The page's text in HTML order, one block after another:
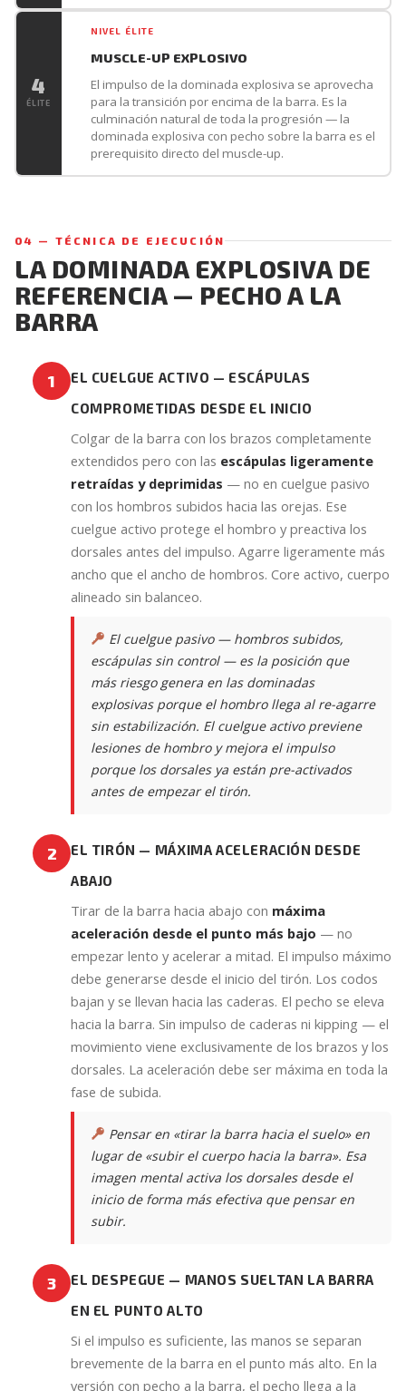
4
ÉLITE
NIVEL ÉLITE
MUSCLE-UP EXPLOSIVO
El impulso de la dominada explosiva se aprovecha
para la transición por encima de la barra. Es la
culminación natural de toda la progresión — la
dominada explosiva con pecho sobre la barra es el
prerequisito directo del muscle-up.
04 — TÉCNICA DE EJECUCIÓN
LA DOMINADA EXPLOSIVA DE
REFERENCIA — PECHO A LA
BARRA
1
EL CUELGUE ACTIVO — ESCÁPULAS
COMPROMETIDAS DESDE EL INICIO
Colgar de la barra con los brazos completamente
extendidos pero con las escápulas ligeramente
retraídas y deprimidas — no en cuelgue pasivo
con los hombros subidos hacia las orejas. Ese
cuelgue activo protege el hombro y preactiva los
dorsales antes del impulso. Agarre ligeramente más
ancho que el ancho de hombros. Core activo, cuerpo
alineado sin balanceo.
El cuelgue pasivo — hombros subidos,
escápulas sin control — es la posición que
más riesgo genera en las dominadas
explosivas porque el hombro llega al re-agarre
sin estabilización. El cuelgue activo previene
lesiones de hombro y mejora el impulso
porque los dorsales ya están pre-activados
antes de empezar el tirón.
2
EL TIRÓN — MÁXIMA ACELERACIÓN DESDE
ABAJO
Tirar de la barra hacia abajo con máxima
aceleración desde el punto más bajo — no
empezar lento y acelerar a mitad. El impulso máximo
debe generarse desde el inicio del tirón. Los codos
bajan y se llevan hacia las caderas. El pecho se eleva
hacia la barra. Sin impulso de caderas ni kipping — el
movimiento viene exclusivamente de los brazos y los
dorsales. La aceleración debe ser máxima en toda la
fase de subida.
Pensar en «tirar la barra hacia el suelo» en
lugar de «subir el cuerpo hacia la barra». Esa
imagen mental activa los dorsales desde el
inicio de forma más efectiva que pensar en
subir.
3
EL DESPEGUE — MANOS SUELTAN LA BARRA
EN EL PUNTO ALTO
Si el impulso es suficiente, las manos se separan
brevemente de la barra en el punto más alto. En la
versión con pecho a la barra, el pecho llega a la